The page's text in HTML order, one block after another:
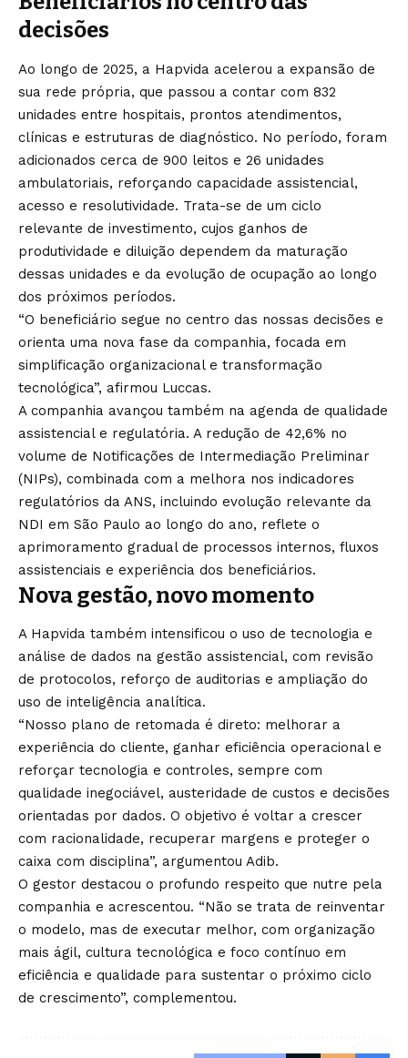
decisões
Ao longo de 2025, a Hapvida acelerou a expansão de
sua rede própria, que passou a contar com 832
unidades entre hospitais, prontos atendimentos,
clínicas e estruturas de diagnóstico. No período, foram
adicionados cerca de 900 leitos e 26 unidades
ambulatoriais, reforçando capacidade assistencial,
acesso e resolutividade. Trata-se de um ciclo
relevante de investimento, cujos ganhos de
produtividade e diluição dependem da maturação
dessas unidades e da evolução de ocupação ao longo
dos próximos períodos.
“O beneficiário segue no centro das nossas decisões e
orienta uma nova fase da companhia, focada em
simplificação organizacional e transformação
tecnológica”, afirmou Luccas.
A companhia avançou também na agenda de qualidade
assistencial e regulatória. A redução de 42,6% no
volume de Notificações de Intermediação Preliminar
(NIPs), combinada com a melhora nos indicadores
regulatórios da ANS, incluindo evolução relevante da
NDI em São Paulo ao longo do ano, reflete o
aprimoramento gradual de processos internos, fluxos
assistenciais e experiência dos beneficiários.
Nova gestão, novo momento
A Hapvida também intensificou o uso de tecnologia e
análise de dados na gestão assistencial, com revisão
de protocolos, reforço de auditorias e ampliação do
uso de inteligência analítica.
“Nosso plano de retomada é direto: melhorar a
experiência do cliente, ganhar eficiência operacional e
reforçar tecnologia e controles, sempre com
qualidade inegociável, austeridade de custos e decisões
orientadas por dados. O objetivo é voltar a crescer
com racionalidade, recuperar margens e proteger o
caixa com disciplina”, argumentou Adib.
O gestor destacou o profundo respeito que nutre pela
companhia e acrescentou. “Não se trata de reinventar
o modelo, mas de executar melhor, com organização
mais ágil, cultura tecnológica e foco contínuo em
eficiência e qualidade para sustentar o próximo ciclo
de crescimento”, complementou.